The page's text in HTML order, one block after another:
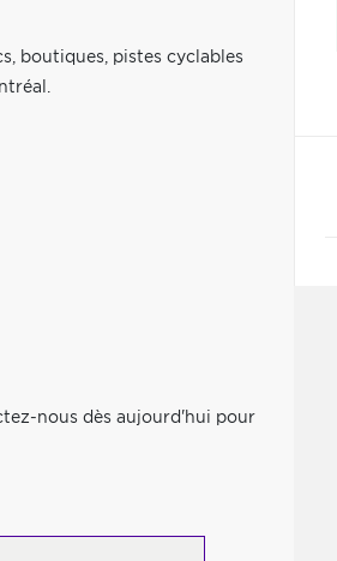
boutiques, pistes cyclables
nous dès aujourd'hui pour